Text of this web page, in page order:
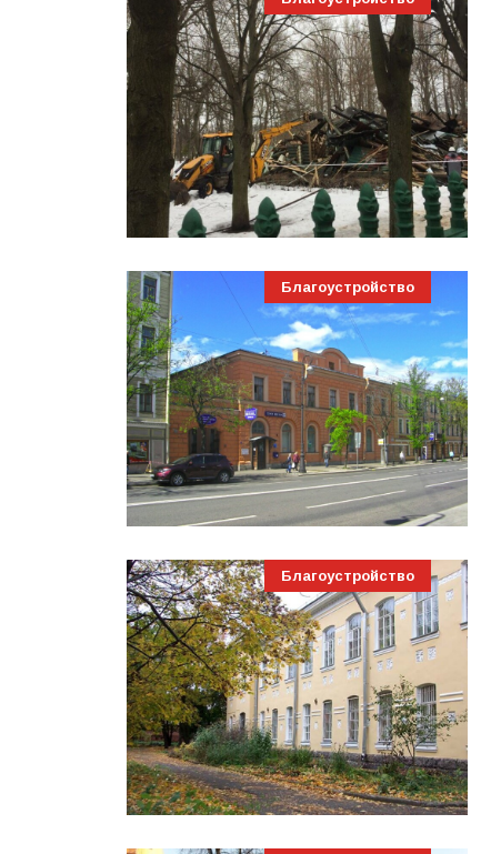
Благоустройство
Благоустройство